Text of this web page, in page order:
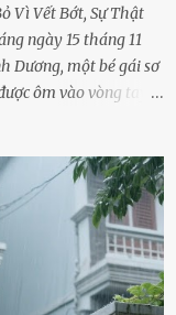
Vì Vết Bớt, Sự Thật
ngày 15 tháng 11
Dương, một bé gái sơ
ôm vào vòng tay
xem như điềm gở. Ông
Dương, cùng vợ là
bỏ lại đứa trẻ. Họ
ký vào giấy từ chối
một trường hợp bị
Lệ Mi – vẫn đang